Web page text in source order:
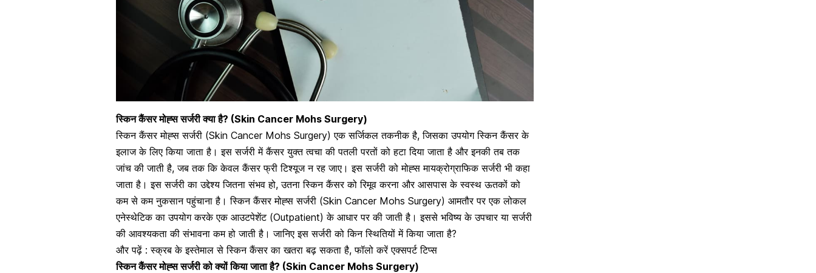
स्किन कैंसर मोह्स सर्जरी क्या है? (Skin Cancer Mohs Surgery)
स्किन कैंसर मोह्स सर्जरी (Skin Cancer Mohs Surgery) एक सर्जिकल तकनीक है, जिसका उपयोग स्किन कैंसर के
इलाज के लिए किया जाता है। इस सर्जरी में कैंसर युक्त त्वचा की पतली परतों को हटा दिया जाता है और इनकी तब तक
जांच की जाती है, जब तक कि केवलकैंसर फ्री टिश्यूज न रह जाए । इस सर्जरी को मोह्स मायक्रोग्राफिक सर्जरी भी कहा
जाता है। इस सर्जरी का उद्देश्य जितना संभव हो, उतनास्किन कैंसर को रिमूव करना और आसपास के स्वस्थ ऊतकों को
कम से कम नुकसान पहुंचाना है। स्किन कैंसर मोह्स सर्जरी (Skin Cancer Mohs Surgery) आमतौर पर एक लोकल
एनेस्थेटिक का उपयोग करके एक आउटपेशेंट (Outpatient) के आधार पर की जाती है। इससे भविष्य केउपचार या सर्जरी
की आवश्यकता की संभावना कम हो जाती है। जानिए इस सर्जरी को किन स्थितियों में किया जाता है?
और पढ़ें :स्क्रब के इस्तेमाल से स्किन कैंसर का खतरा बढ़ सकता है, फॉलो करें एक्सपर्ट टिप्स
स्किन कैंसर मोह्स सर्जरी को क्यों किया जाता है? (Skin Cancer Mohs Surgery)